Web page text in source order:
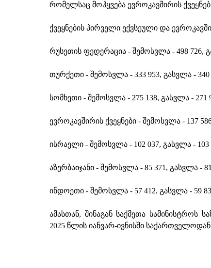
რომელსაც მოჰყვება ევროკავშირის
ქვეყნების პირველი ექვსეული და
რუსეთის ფედერაცია - შემოსვლა - 498 726,
თურქეთი - შემოსვლა - 333 953, გასვლა - 340
სომხეთი - შემოსვლა - 275 138, გასვლა - 271
ევროკავშირის ქვეყნები - შემოსვლა - 137
ისრაელი - შემოსვლა - 102 037, გასვლა - 103
აზერბაიჯანი - შემოსვლა - 85 371, გასვლა -
ინდოეთი - შემოსვლა - 57 412, გასვლა - 59
ამასთან, შინაგან საქმეთა სამინისტროს
2025 წლის იანვარ-ივნისში